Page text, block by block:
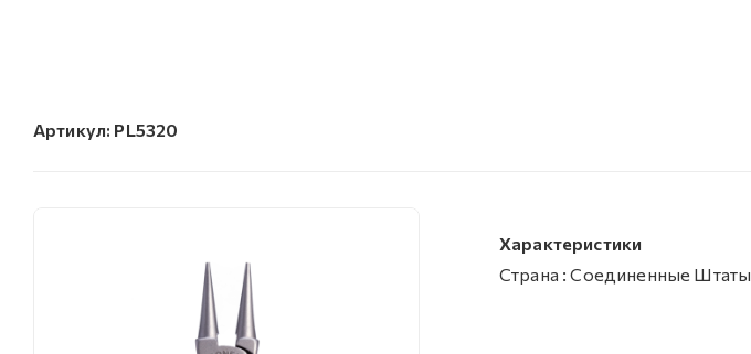
Артикул: PL5320
Характеристики
Страна : Соединенные Штаты